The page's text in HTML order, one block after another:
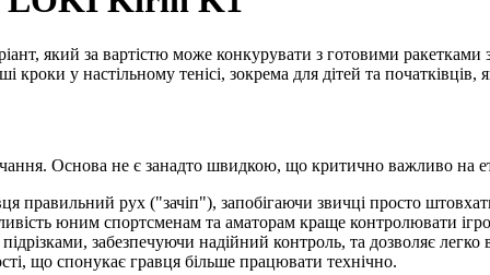
який за вартістю може конкурувати з готовими ракетками
у настільному тенісі, зокрема для дітей та
Основа не є занадто швидкою, що критично важливо на
правильний рух ("зачіп"), запобігаючи звичці просто
юним спортсменам та аматорам краще контролювати
забезпечуючи надійний контроль, та дозволяє
що спонукає гравця більше працювати технічно.